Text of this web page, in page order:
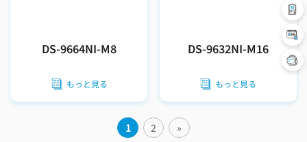
DS-9664NI-M8
もっと見る
DS-9632NI-M16
もっと見る
1 2 »